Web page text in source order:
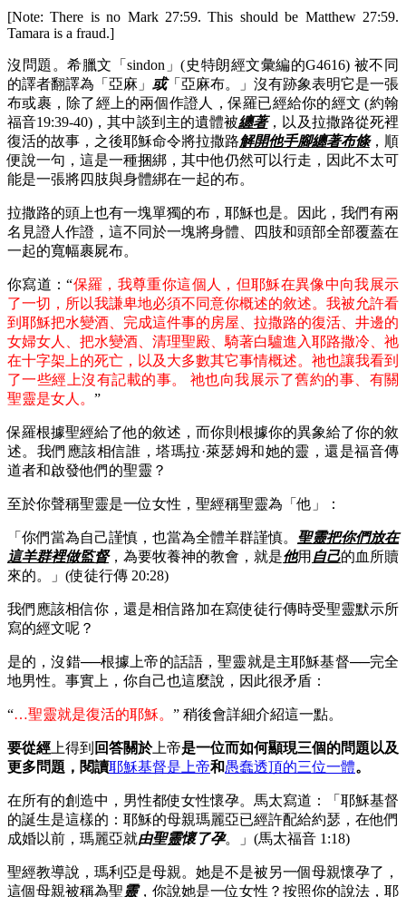
[Note: There is no Mark 27:59. This should be Matthew 27:59.
Tamara is a fraud.]
沒問題。希臘文「sindon」(史特朗經文彙編的G4616) 被不同
的譯者翻譯為「亞麻」 或「亞麻布。」沒有跡象表明它是一張
布或裹，除了經上的兩個作證人，保羅已經給你的經文 (約翰
福音19:39-40)，其中談到主的遺體被纏著，以及拉撒路從死裡
復活的故事，之後耶穌命令將拉撒路解開他手腳纏著布條，順
便說一句，這是一種捆綁，其中他仍然可以行走，因此不太可
能是一張將四肢與身體綁在一起的布。
拉撒路的頭上也有一塊單獨的布，耶穌也是。因此，我們有兩
名見證人作證，這不同於一塊將身體、四肢和頭部全部覆蓋在
一起的寬幅裹屍布。
你寫道：“保羅，我尊重你這個人，但耶穌在異像中向我展示
了一切，所以我謙卑地必須不同意你概述的敘述。我被允許看
到耶穌把水變酒、完成這件事的房屋、拉撒路的復活、井邊的
女婦女人、把水變酒、清理聖殿、騎著白驢進入耶路撒冷、祂
在十字架上的死亡，以及大多數其它事情概述。祂也讓我看到
了一些經上沒有記載的事。 祂也向我展示了舊約的事、有關
聖靈是女人。 ”
保羅根據聖經給了他的敘述，而你則根據你的異象給了你的敘
述。我們應該相信誰，塔瑪拉·萊瑟姆和她的靈，還是福音傳
道者和啟發他們的聖靈？
至於你聲稱聖靈是一位女性，聖經稱聖靈為「他」：
「你們當為自己謹慎，也當為全體羊群謹慎。 聖靈把你們放在
這羊群裡做監督，為要牧養神的教會，就是他用 自己的血所贖
來的。」(使徒行傳 20:28)
我們應該相信你，還是相信路加在寫使徒行傳時受聖靈默示所
寫的經文呢？
是的，沒錯──根據上帝的話語，聖靈就是主耶穌基督──完全
地男性。事實上，你自己也這麼說，因此很矛盾：
“…聖靈就是復活的耶穌。 ” 稍後會詳細介紹這一點。
要從經上得到 回答關於上帝是一位而如何顯現三個的問題以及
更多問題，閱讀耶穌基督是上帝和愚蠢透頂的三位一體。
在所有的創造中，男性都使女性懷孕。馬太寫道：「耶穌基督
的誕生是這樣的：耶穌的母親瑪麗亞已經許配給約瑟，在他們
成婚以前，瑪麗亞就由聖靈懷了孕。」(馬太福音 1:18)
聖經教導說，瑪利亞是母親。她是不是被另一個母親懷孕了，
這個母親被稱為聖靈，你說她是一位女性？按照你的說法，耶